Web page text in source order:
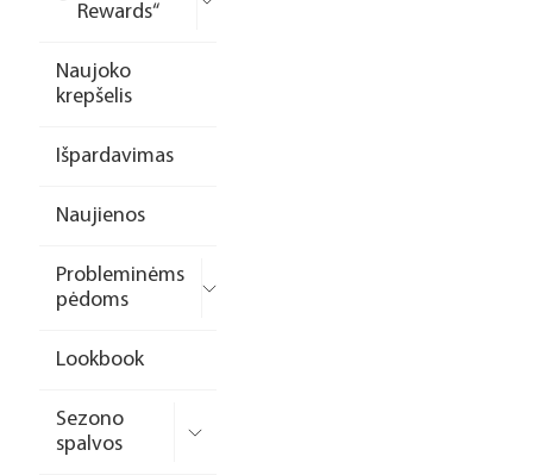
Rewards“
Naujoko
krepšelis
Išpardavimas
Naujienos
Probleminėms
pėdoms
Lookbook
Sezono
spalvos